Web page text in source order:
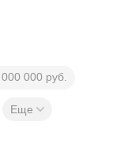
000 руб.
Еще